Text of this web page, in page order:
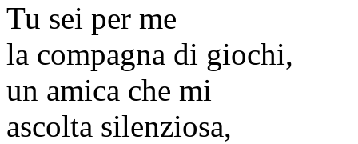
Tu sei per me
la compagna di giochi,
un amica che mi
ascolta silenziosa,